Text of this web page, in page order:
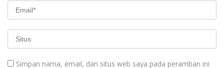
Simpan nama, email, dan situs web saya pada peramban ini